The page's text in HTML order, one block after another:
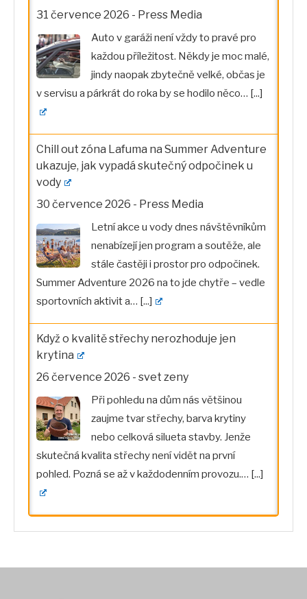
31 července 2026 - Press Media
Auto v garáži není vždy to pravé pro
každou příležitost. Někdy je moc malé,
jindy naopak zbytečně velké, občas je
v servisu a párkrát do roka by se hodilo něco… [...]
Chill out zóna Lafuma na Summer Adventure
ukazuje, jak vypadá skutečný odpočinek u
vody
30 července 2026 - Press Media
Letní akce u vody dnes návštěvníkům
nenabízejí jen program a soutěže, ale
stále častěji i prostor pro odpočinek.
Summer Adventure 2026 na to jde chytře – vedle
sportovních aktivit a… [...]
Když o kvalitě střechy nerozhoduje jen
krytina
26 července 2026 - svet zeny
Při pohledu na dům nás většinou
zaujme tvar střechy, barva krytiny
nebo celková silueta stavby. Jenže
skutečná kvalita střechy není vidět na první
pohled. Pozná se až v každodenním provozu.… [...]